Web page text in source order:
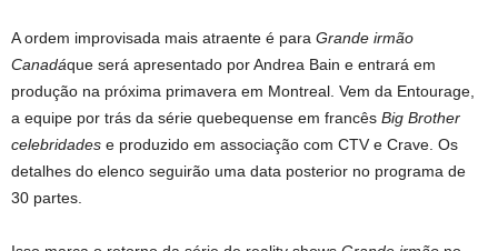
A ordem improvisada mais atraente é para Grande irmão
Canadáque será apresentado por Andrea Bain e entrará em
produção na próxima primavera em Montreal. Vem da Entourage,
a equipe por trás da série quebequense em francês Big Brother
celebridades e produzido em associação com CTV e Crave. Os
detalhes do elenco seguirão uma data posterior no programa de
30 partes.